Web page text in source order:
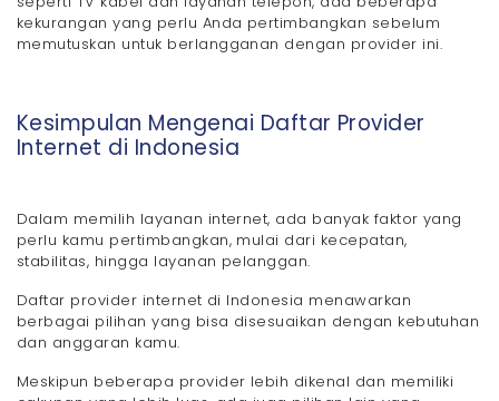
kekurangan yang perlu Anda pertimbangkan sebelum
memutuskan untuk berlangganan dengan provider ini.
Kesimpulan Mengenai Daftar Provider
Internet di Indonesia
Dalam memilih layanan internet, ada banyak faktor yang
perlu kamu pertimbangkan, mulai dari kecepatan,
stabilitas, hingga layanan pelanggan.
Daftar provider internet di Indonesia menawarkan
berbagai pilihan yang bisa disesuaikan dengan kebutuhan
dan anggaran kamu.
Meskipun beberapa provider lebih dikenal dan memiliki